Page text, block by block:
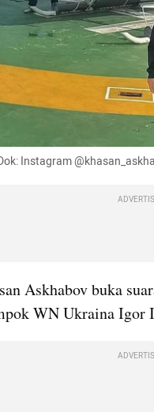
Instagram
Askhabov buka
WN Ukraina Igor